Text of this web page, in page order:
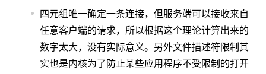
四元组唯一确定一条连接，但服务端可以接收来自
任意客户端的请求，所以根据这个理论计算出来的
数字太大，没有实际意义。另外文件描述符限制其
实也是内核为了防止某些应用程序不受限制的打开